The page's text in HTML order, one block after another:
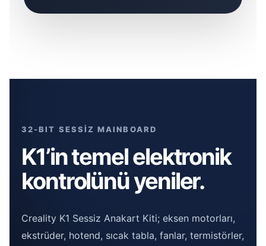
32-BIT SESSİZ MAINBOARD
K1’in temel elektronik
kontrolünü yeniler.
Creality K1 Sessiz Anakart Kiti; eksen motorları,
ekstrüder, hotend, sıcak tabla, fanlar, termistörler,